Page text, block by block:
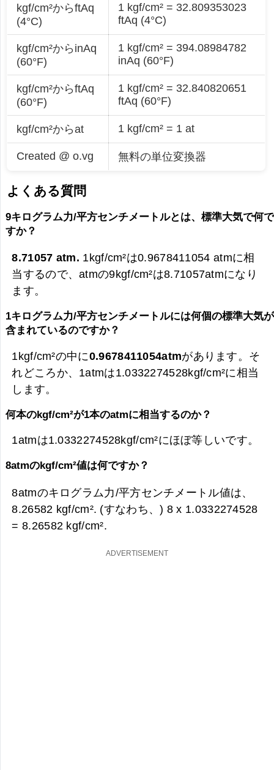
kgf/cm²からftAq
(4°C)
1 kgf/cm² = 32.809353023
ftAq (4°C)
kgf/cm²からinAq
(60°F)
1 kgf/cm² = 394.08984782
inAq (60°F)
kgf/cm²からftAq
(60°F)
1 kgf/cm² = 32.840820651
ftAq (60°F)
kgf/cm²からat 1 kgf/cm² = 1 at
Created @ o.vg 無料の単位変換器
よくある質問
9キログラム力/平方センチメートルとは、標準大気で何で
すか？
8.71057 atm. 1kgf/cm²は0.9678411054 atmに相
当するので、atmの9kgf/cm²は8.71057atmになり
ます。
1キログラム力/平方センチメートルには何個の標準大気が
含まれているのですか？
1kgf/cm²の中に0.9678411054atmがあります。そ
れどころか、1atmは1.0332274528kgf/cm²に相当
します。
何本のkgf/cm²が1本のatmに相当するのか？
1atmは1.0332274528kgf/cm²にほぼ等しいです。
8atmのkgf/cm²値は何ですか？
8atmのキログラム力/平方センチメートル値は、
8.26582 kgf/cm². (すなわち、) 8 x 1.0332274528
= 8.26582 kgf/cm².